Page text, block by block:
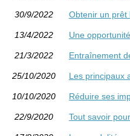
30/9/2022 Obtenir un prêt
13/4/2022 Une
21/3/2022 Entraînement
25/10/2020 Les principaux
10/10/2020 Réduire ses
22/9/2020 Tout savoir